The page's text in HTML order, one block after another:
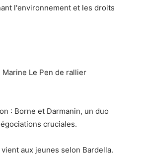
l'environnement et les droits
Le Pen de rallier
: Borne et Darmanin, un duo
cruciales.
aux jeunes selon Bardella.